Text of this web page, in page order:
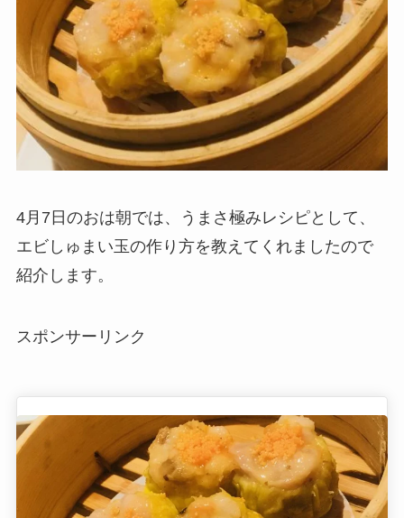
4月7日のおは朝では、うまさ極みレシピとして、
エビしゅまい玉の作り方を教えてくれましたので
紹介します。
スポンサーリンク